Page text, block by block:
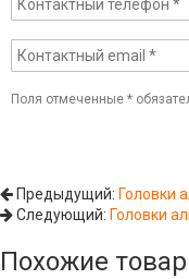
Поля отмеченные*
Предыдущий: Головки
Следующий: Головки
Похожие